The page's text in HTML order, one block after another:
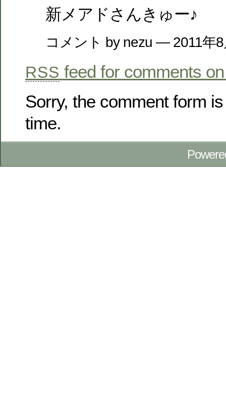
新メアドさんきゅー♪
コメント by nezu — 2011年
RSS feed for comments
Sorry, the comment form
time.